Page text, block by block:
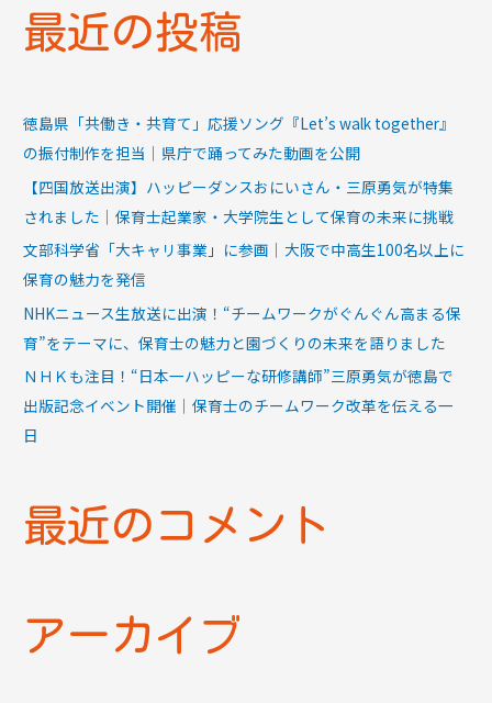
最近の投稿
徳島県「共働き・共育て」応援ソング『Let’s walk together』
の振付制作を担当｜県庁で踊ってみた動画を公開
【四国放送出演】ハッピーダンスおにいさん・三原勇気が特集
されました｜保育士起業家・大学院生として保育の未来に挑戦
文部科学省「大キャリ事業」に参画｜大阪で中高生100名以上に
保育の魅力を発信
NHKニュース生放送に出演！“チームワークがぐんぐん高まる保
育”をテーマに、保育士の魅力と園づくりの未来を語りました
ＮＨＫも注目！“日本一ハッピーな研修講師”三原勇気が徳島で
出版記念イベント開催｜保育士のチームワーク改革を伝える一
日
最近のコメント
アーカイブ